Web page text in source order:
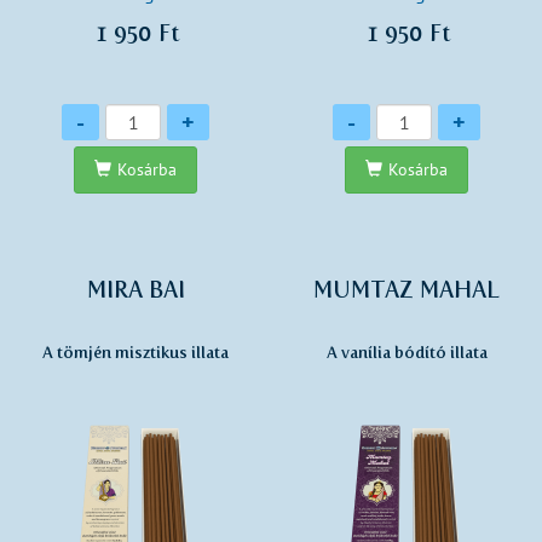
1 950 Ft
Mennyiség
- +
Kosárba
1 950 Ft
Mennyiség
- +
Kosárba
MIRA BAI
A tömjén misztikus illata
MUMTAZ MAHAL
A vanília bódító illata